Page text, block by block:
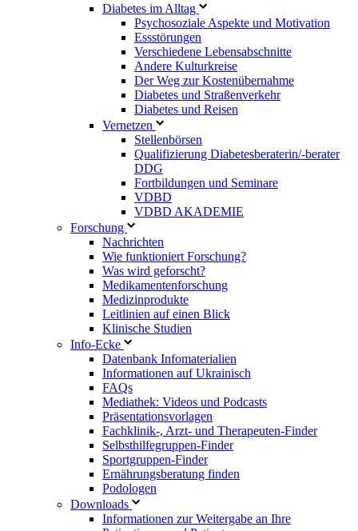
Diabetes im Alltag
Psychosoziale Aspekte und Motivation
Essstörungen
Verschiedene Lebensabschnitte
Andere Kulturkreise
Der Weg zur Kostenübernahme
Diabetes und Straßenverkehr
Diabetes und Reisen
Vernetzen
Stellenbörsen
Qualifizierung Diabetesberaterin/­-berater
DDG
Fortbildungen und Seminare
VDBD
VDBD AKADEMIE
Forschung
Nachrichten
Wie funktioniert Forschung?
Was wird geforscht?
Medikamentenforschung
Medizinprodukte
Leitlinien auf einen Blick
Klinische Studien
Info-Ecke
Datenbank Infomaterialien
Informationen auf Ukrainisch
FAQs
Mediathek: Videos und Podcasts
Präsentationsvorlagen
Fachklinik-, Arzt- und Therapeuten-Finder
Selbsthilfegruppen-Finder
Sportgruppen-Finder
Ernährungsberatung finden
Podologen
Downloads
Informationen zur Weitergabe an Ihre